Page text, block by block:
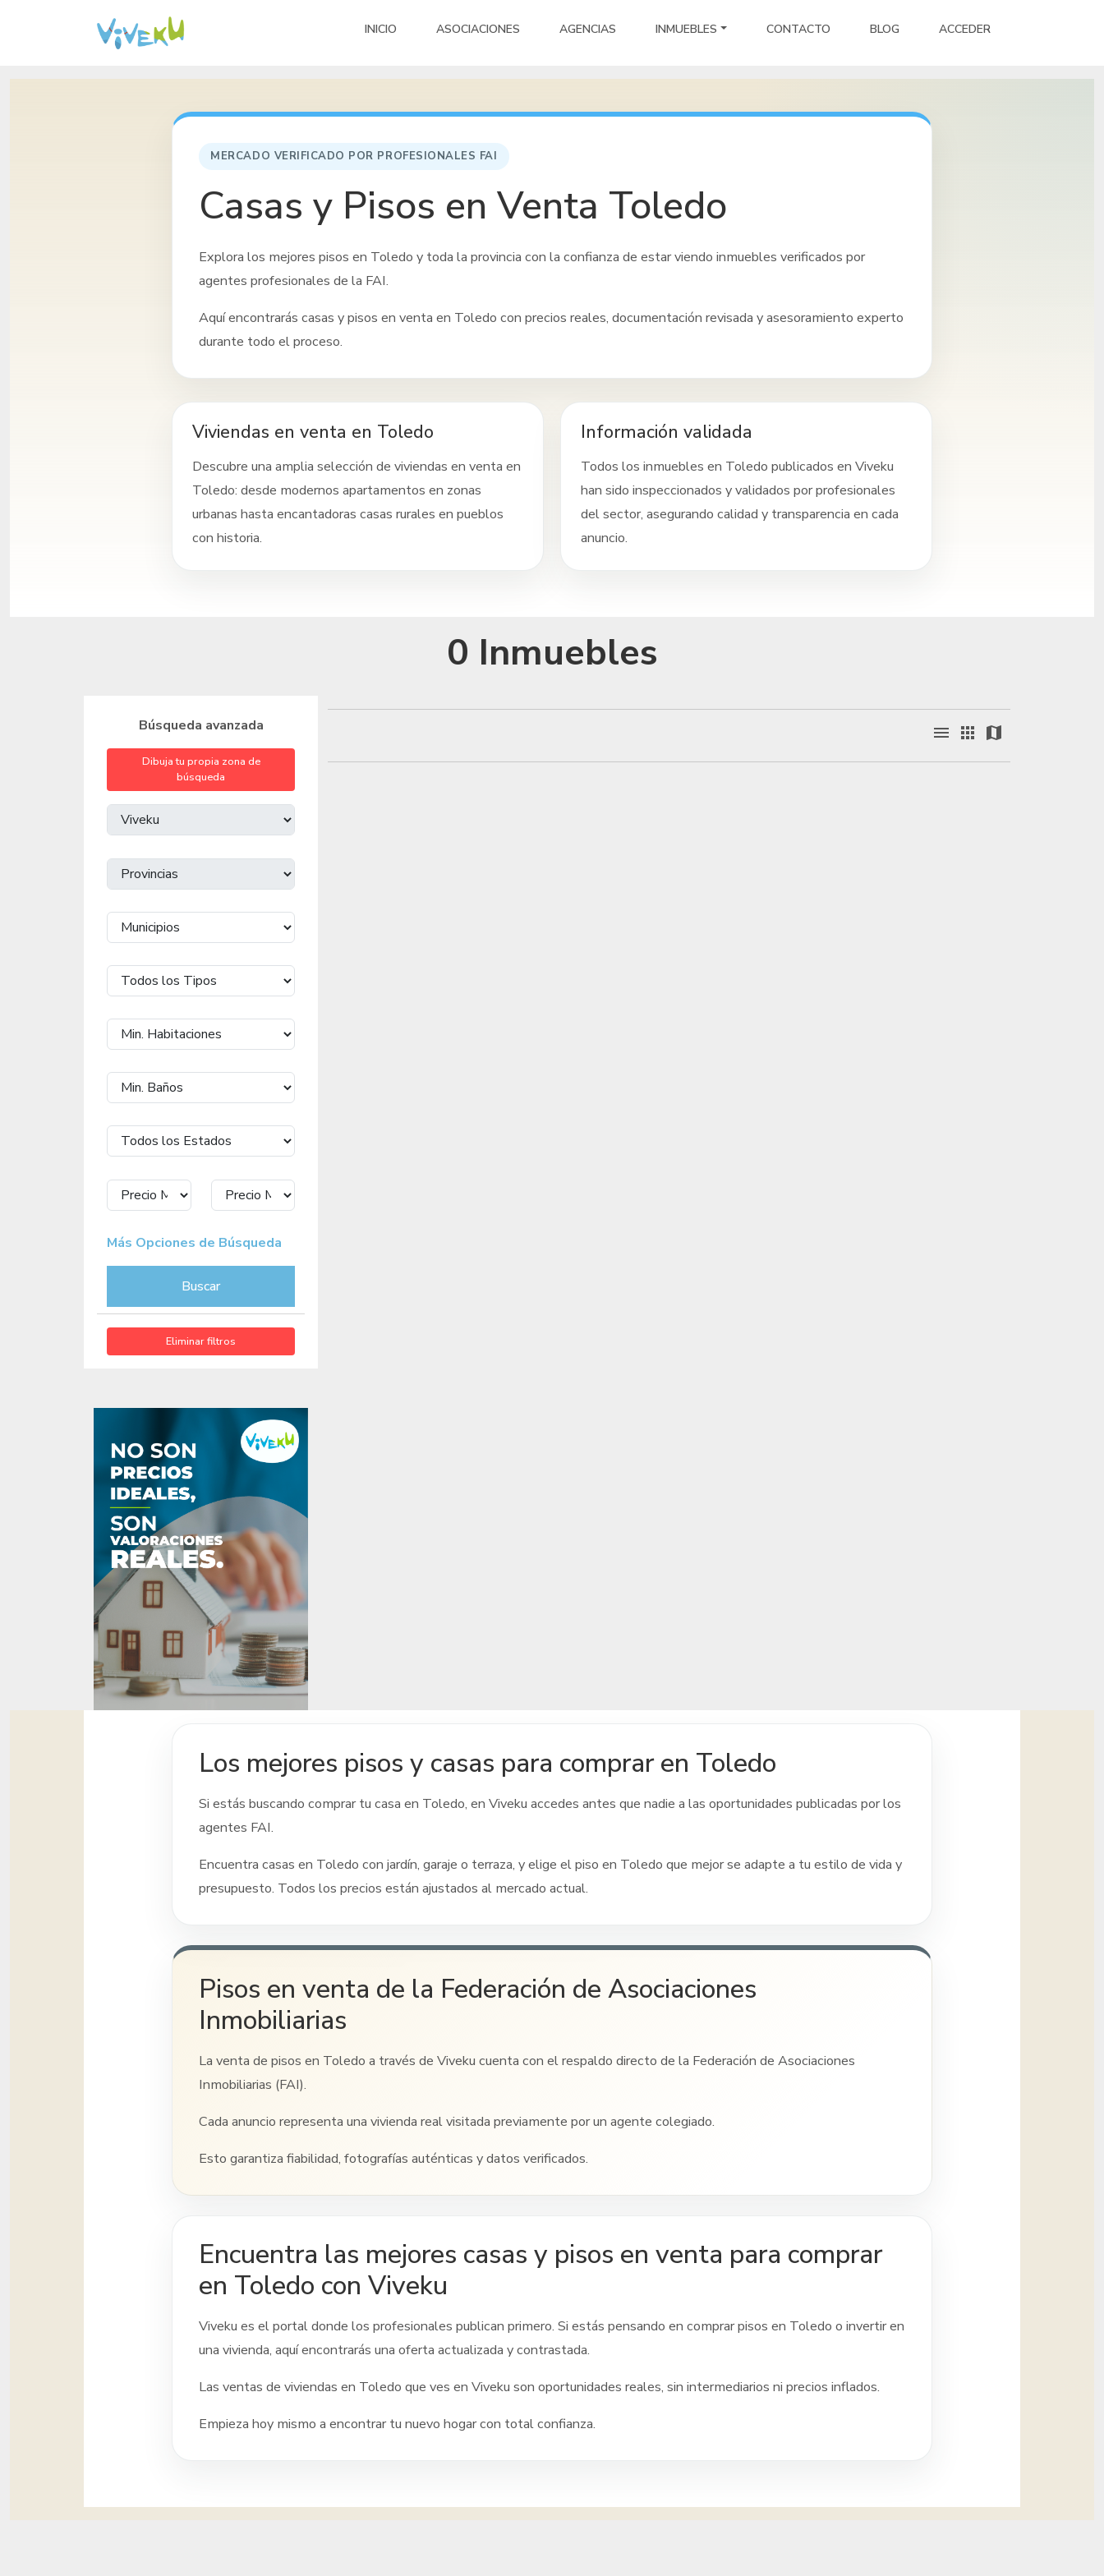
INICIO ASOCIACIONES AGENCIAS INMUEBLES CONTACTO BLOG ACCEDER
MERCADO VERIFICADO POR PROFESIONALES FAI
Casas y Pisos en Venta Toledo
Explora los mejores pisos en Toledo y toda la provincia con la confianza de estar viendo inmuebles verificados por
agentes profesionales de la FAI.
Aquí encontrarás casas y pisos en venta en Toledo con precios reales, documentación revisada y asesoramiento experto
durante todo el proceso.
Viviendas en venta en Toledo
Descubre una amplia selección de viviendas en venta en
Toledo: desde modernos apartamentos en zonas
urbanas hasta encantadoras casas rurales en pueblos
con historia.
Información validada
Todos los inmuebles en Toledo publicados en Viveku
han sido inspeccionados y validados por profesionales
del sector, asegurando calidad y transparencia en cada
anuncio.
0 Inmuebles
Búsqueda avanzada
Dibuja tu propia zona de
búsqueda
Más Opciones de Búsqueda
Buscar
Eliminar filtros
menu apps map
Los mejores pisos y casas para comprar en Toledo
Si estás buscando comprar tu casa en Toledo, en Viveku accedes antes que nadie a las oportunidades publicadas por los
agentes FAI.
Encuentra casas en Toledo con jardín, garaje o terraza, y elige el piso en Toledo que mejor se adapte a tu estilo de vida y
presupuesto. Todos los precios están ajustados al mercado actual.
Pisos en venta de la Federación de Asociaciones
Inmobiliarias
La venta de pisos en Toledo a través de Viveku cuenta con el respaldo directo de la Federación de Asociaciones
Inmobiliarias (FAI).
Cada anuncio representa una vivienda real visitada previamente por un agente colegiado.
Esto garantiza fiabilidad, fotografías auténticas y datos verificados.
Encuentra las mejores casas y pisos en venta para comprar
en Toledo con Viveku
Viveku es el portal donde los profesionales publican primero. Si estás pensando en comprar pisos en Toledo o invertir en
una vivienda, aquí encontrarás una oferta actualizada y contrastada.
Las ventas de viviendas en Toledo que ves en Viveku son oportunidades reales, sin intermediarios ni precios inflados.
Empieza hoy mismo a encontrar tu nuevo hogar con total confianza.